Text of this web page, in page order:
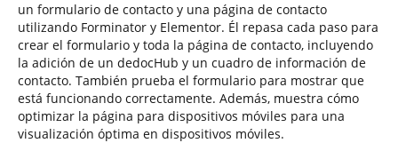
un formulario de contacto y una página de contacto
utilizando Forminator y Elementor. Él repasa cada paso para
crear el formulario y toda la página de contacto, incluyendo
la adición de un dedocHub y un cuadro de información de
contacto. También prueba el formulario para mostrar que
está funcionando correctamente. Además, muestra cómo
optimizar la página para dispositivos móviles para una
visualización óptima en dispositivos móviles.